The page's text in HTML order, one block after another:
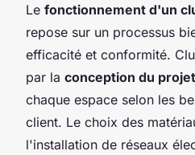
Le fonctionnement d'un
repose sur un processus
efficacité et conformité.
par la conception du projet
chaque espace selon les
client. Le choix des
l'installation de réseaux